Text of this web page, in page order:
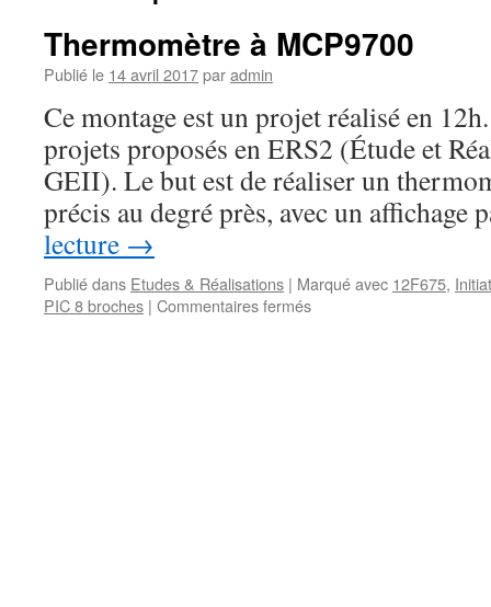
Thermomètre à MCP9700
Publié le 14 avril 2017paradmin
Ce montage est un projet réalisé en
projets proposés en ERS2 (Étude et
GEII). Le but est de réaliser un
précis au degré près, avec un
lecture →
Publié dans Etudes & Réalisations | Marqué avec 12F675,
PIC 8 broches | Commentaires ferméssur